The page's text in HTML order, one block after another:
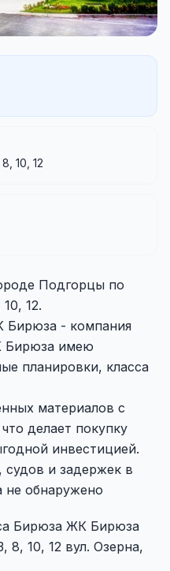
10, 12
Подгорцы по
12.
Бирюза - компания
Бирюза имею
планировки, класса
материалов с
делает покупку
инвестицией.
и задержек в
не обнаружено
Бирюза ЖК Бирюза
8, 10, 12 вул. Озерна,